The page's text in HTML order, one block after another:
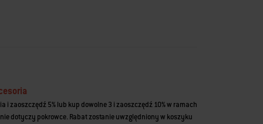
i zaoszczędź 5% lub kup dowolne 3 i zaoszczędź 10% w ramach
dotyczy pokrowce. Rabat zostanie uwzględniony w koszyku